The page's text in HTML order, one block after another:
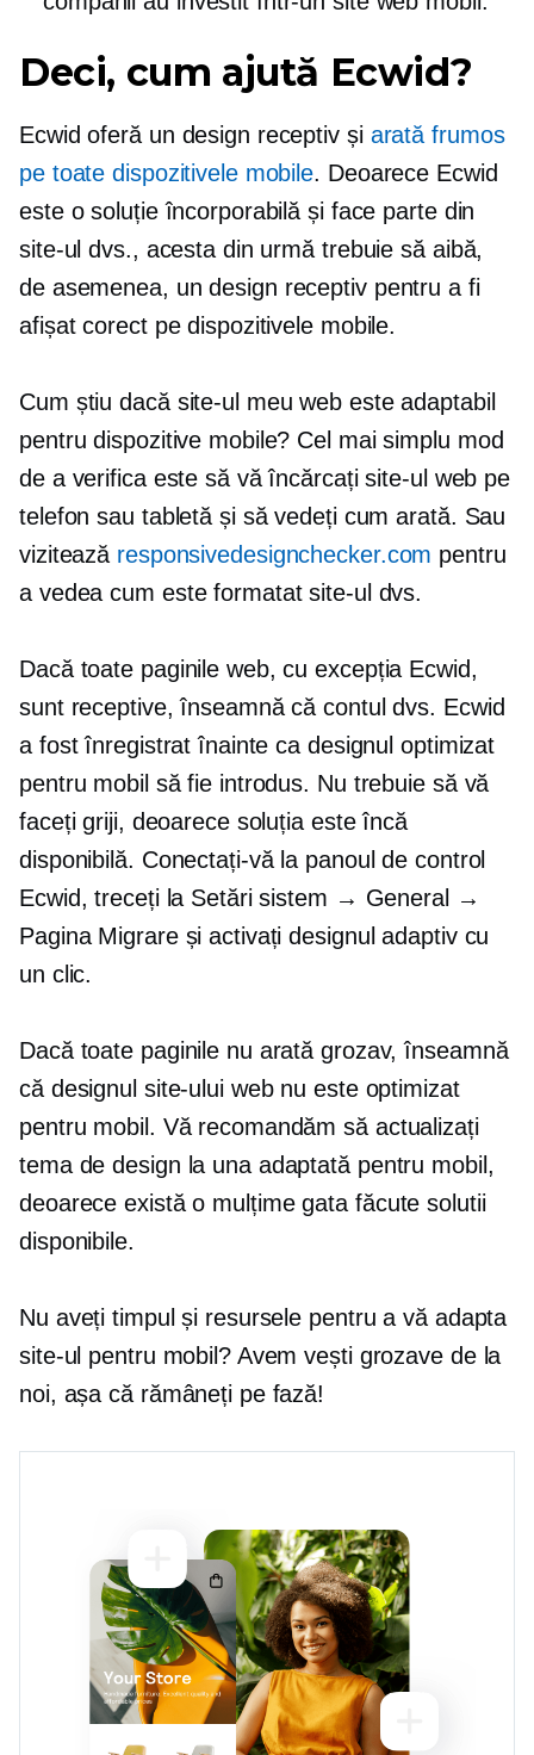
Deci, cum ajută Ecwid?
Ecwid oferă un design receptiv și arată frumos
pe toate dispozitivele mobile. Deoarece Ecwid
este o soluție încorporabilă și face parte din
site-ul dvs., acesta din urmă trebuie să aibă,
de asemenea, un design receptiv pentru a fi
afișat corect pe dispozitivele mobile.
Cum știu dacă site-ul meu web este adaptabil
pentru dispozitive mobile? Cel mai simplu mod
de a verifica este să vă încărcați site-ul web pe
telefon sau tabletă și să vedeți cum arată. Sau
vizitează responsivedesignchecker.com pentru
a vedea cum este formatat site-ul dvs.
Dacă toate paginile web, cu excepția Ecwid,
sunt receptive, înseamnă că contul dvs. Ecwid
a fost înregistrat înainte ca designul optimizat
pentru mobil să fie introdus. Nu trebuie să vă
faceți griji, deoarece soluția este încă
disponibilă. Conectați-vă la panoul de control
Ecwid, treceți la Setări sistem → General →
Pagina Migrare și activați designul adaptiv cu
un clic.
Dacă toate paginile nu arată grozav, înseamnă
că designul site-ului web nu este optimizat
pentru mobil. Vă recomandăm să actualizați
tema de design la una adaptată pentru mobil,
deoarece există o mulțimegata făcute solutii
disponibile.
Nu aveți timpul și resursele pentru a vă adapta
site-ul pentru mobil? Avem vești grozave de la
noi, așa că rămâneți pe fază!